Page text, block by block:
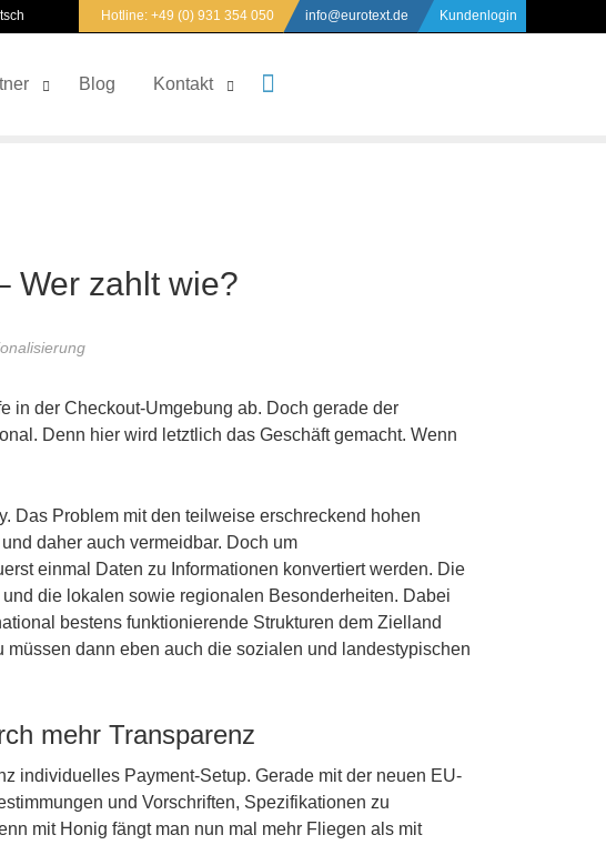
Hotline: +49 (0) 931 354 050 info@eurotext.de Kundenlogin
Blog Kontakt
Wer zahlt wie?
in der Checkout-Umgebung ab. Doch gerade der
Denn hier wird letztlich das Geschäft gemacht. Wenn
Das Problem mit den teilweise erschreckend hohen
daher auch vermeidbar. Doch um
einmal Daten zu Informationen konvertiert werden. Die
die lokalen sowie regionalen Besonderheiten. Dabei
bestens funktionierende Strukturen dem Zielland
dann eben auch die sozialen und landestypischen
mehr Transparenz
individuelles Payment-Setup. Gerade mit der neuen EU-
und Vorschriften, Spezifikationen zu
mit Honig fängt man nun mal mehr Fliegen als mit